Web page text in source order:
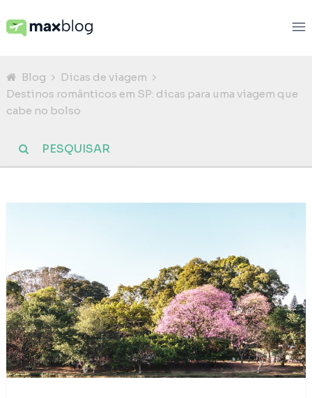
Blog
Dicas de viagem
Destinos românticos em SP: dicas para uma viagem que
cabe no bolso